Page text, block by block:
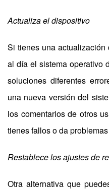
Actualiza el dispositivo
Si tienes una
al día el sistema operativo
soluciones diferentes
una nueva versión del
los comentarios de otros
tienes fallos o da
Restablece los ajustes de
Otra alternativa que